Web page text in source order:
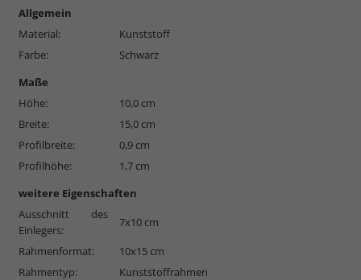
Allgemein
Material:
Kunststoff
Farbe:
Schwarz
Maße
Höhe:
10,0 cm
Breite:
15,0 cm
Profilbreite:
0,9 cm
Profilhöhe:
1,7 cm
weitere Eigenschaften
Ausschnitt des
Einlegers:
7x10 cm
Rahmenformat:
10x15 cm
Rahmentyp:
Kunststoffrahmen